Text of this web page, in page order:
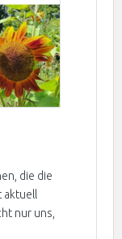
die die
nur uns,